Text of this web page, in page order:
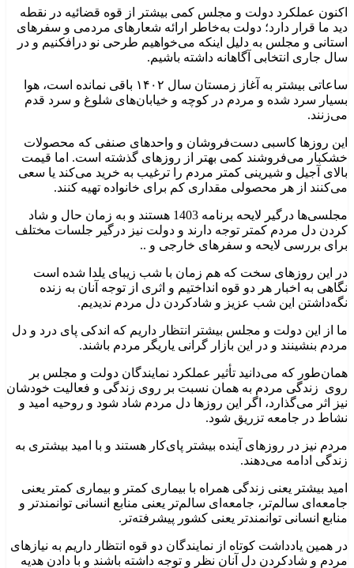
اکنون عملکرد دولت و مجلس کمی بیشتر از قوه قضائیه در نقطه
دید ما قرار دارد؛ دولت به‌خاطر ارائه شعارهای مردمی و سفرهای
استانی و مجلس به دلیل اینکه می‌خواهیم طرحی نو درافکنیم و در
سال جاری انتخابی آگاهانه داشته باشیم.
ساعاتی بیشتر به آغاز زمستان سال ۱۴۰۲ باقی نمانده است، هوا
بسیار سرد شده و مردم در کوچه و خیابان‌های شلوغ و سرد قدم
می‌زنند.
این روزها کاسبی دست‌فروشان و واحدهای صنفی که محصولات
خشکبار می‌فروشند کمی بهتر از روزهای گذشته است. اما قیمت
بالای آجیل و شیرینی کمتر مردم را ترغیب به خرید می‌کند یا سعی
می‌کنند از هر محصولی مقداری کم برای خانواده تهیه کنند.
مجلسی‌ها درگیر لایحه برنامه 1403 هستند و به زمان حال و شاد
کردن دل مردم کمتر توجه دارند و دولت نیز درگیر جلسات مختلف
برای بررسی لایحه و سفرهای خارجی و ..
در این روزهای سخت که هم زمان با شب زیبای یلدا شده است
نگاهی به اخبار هر دو قوه انداختیم و اثری از توجه آنان به زنده
نگه‌داشتن این شب عزیز و شادکردن دل مردم ندیدیم.
ما از این دولت و مجلس بیشتر انتظار داریم که اندکی پای درد و دل
مردم بنشینند و در این بازار گرانی یاریگر مردم باشند.
همان‌طور که می‌دانید تأثیر عملکرد نمایندگان دولت و مجلس بر
روی زندگی مردم به همان نسبت بر روی زندگی و فعالیت خودشان
نیز اثر می‌گذارد، اگر این روزها دل مردم شاد شود و روحیه امید و
نشاط در جامعه تزریق شود.
مردم نیز در روزهای آینده بیشتر پای‌کار هستند و با امید بیشتری به
زندگی ادامه می‌دهند.
امید بیشتر یعنی زندگی همراه با بیماری کمتر و بیماری کمتر یعنی
جامعه‌ای سالم‌تر، جامعه‌ای سالم‌تر یعنی منابع انسانی توانمندتر و
منابع انسانی توانمندتر یعنی کشور پیشرفته‌تر.
در همین یادداشت کوتاه از نمایندگان دو قوه انتظار داریم به نیازهای
مردم و شادکردن دل آنان نظر و توجه داشته باشند و با دادن هدیه